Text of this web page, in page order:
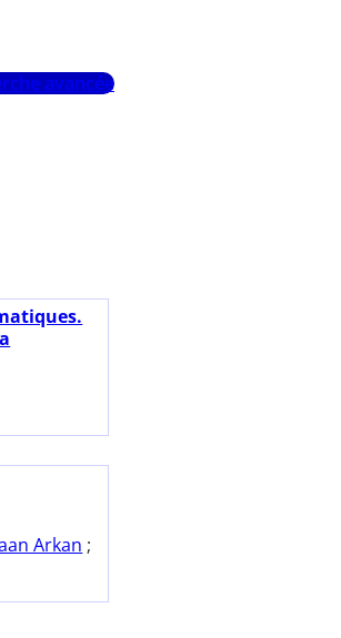
avancée
Arkan ;